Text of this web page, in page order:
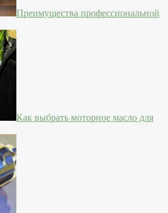
Преимущества профессиональной
Как выбрать моторное масло для